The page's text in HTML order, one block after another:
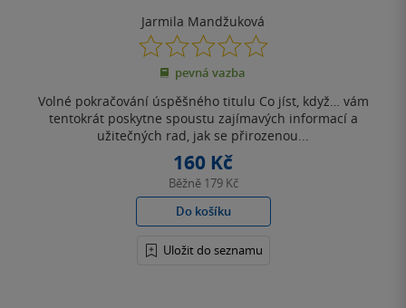
Jarmila Mandžuková
0.0
z
5
pevná vazba
Volné pokračování úspěšného titulu Co jíst, když… vám
tentokrát poskytne spoustu zajímavých informací a
užitečných rad, jak se přirozenou...
160 Kč
Běžně 179 Kč
Do košíku
Uložit do seznamu